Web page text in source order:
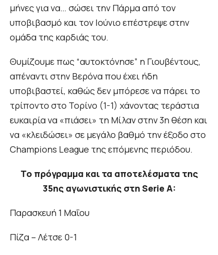
μήνες για να… σώσει την Πάρμα από τον
υποβιβασμό και τον Ιούνιο επέστρεψε στην
ομάδα της καρδιάς του.
Θυμίζουμε πως “αυτοκτόνησε” η Γιουβέντους,
απέναντι στην Βερόνα που έχει ήδη
υποβιβαστεί, καθώς δεν μπόρεσε να πάρει το
τρίποντο στο Τορίνο (1-1) χάνοντας τεράστια
ευκαιρία να «πιάσει» τη Μίλαν στην 3η θέση και
να «κλειδώσει» σε μεγάλο βαθμό την έξοδο στο
Champions League της επόμενης περιόδου.
Το πρόγραμμα και τα αποτελέσματα της
35ης αγωνιστικής στη Serie A:
Παρασκευή 1 Μαΐου
Πίζα – Λέτσε 0-1